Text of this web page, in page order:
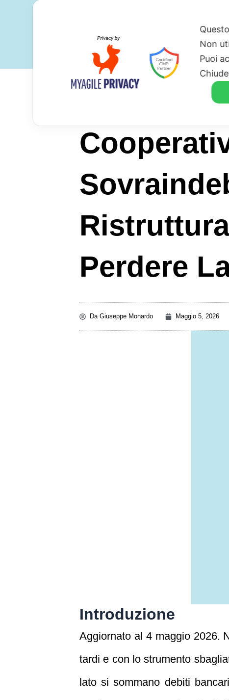
Perdere
DaGiuseppe Monardo Maggio 5, 2026
Introduzione
Aggiornato al 4 maggio 2026.
tardi e con lo strumento
lato si sommano debiti
Non
Puoi